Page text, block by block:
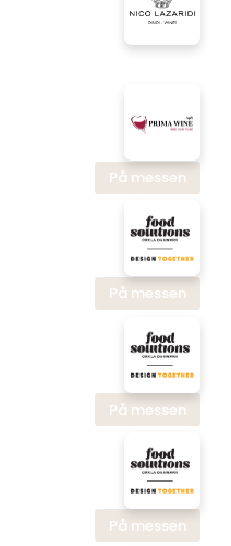
På messen
På messen
På messen
På messen